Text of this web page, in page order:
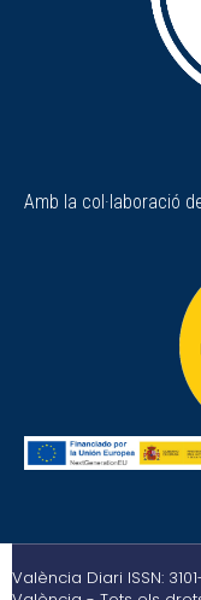
Amb la col·laboració
València Diari ISSN: